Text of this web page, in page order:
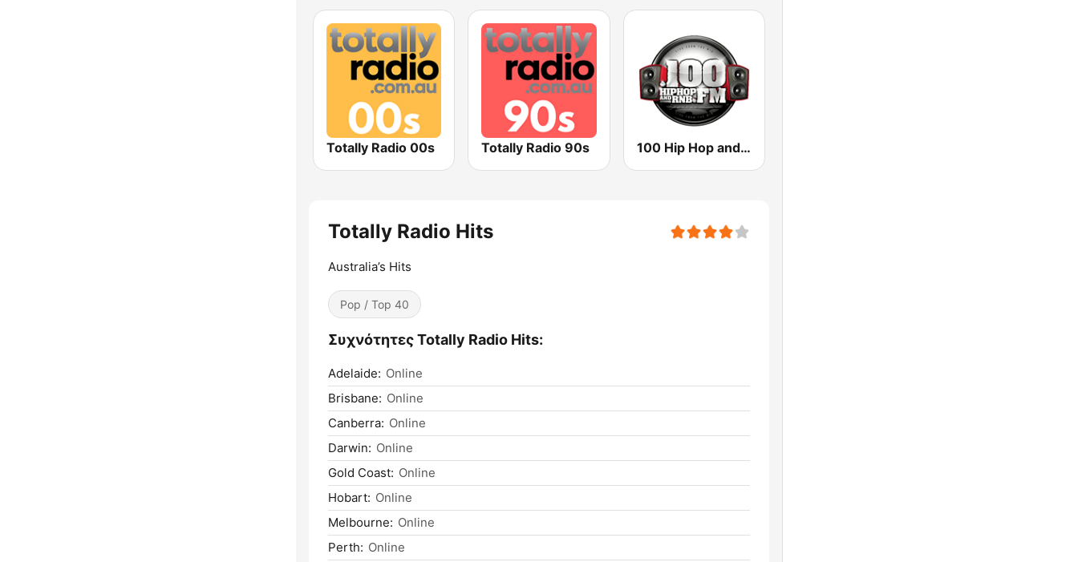
Totally Radio 00s Totally Radio 90s 100 Hip Hop and RNB FM
Totally Radio Hits
Australia’s Hits
Pop / Top 40
Συχνότητες Totally Radio Hits:
Adelaide: Online
Brisbane: Online
Canberra: Online
Darwin: Online
Gold Coast: Online
Hobart: Online
Melbourne: Online
Perth: Online